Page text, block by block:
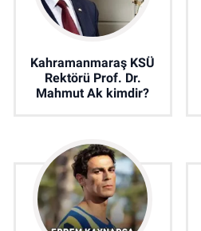
Kahramanmaraş KSÜ
Rektörü Prof. Dr.
Mahmut Ak kimdir?